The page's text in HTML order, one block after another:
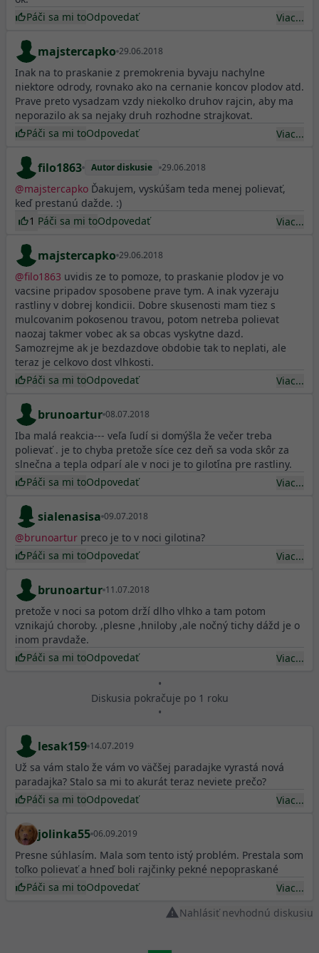
Páči sa mi toOdpovedať Viac...
majstercapko 29.06.2018
Inak na to praskanie z premokrenia byvaju nachylne
niektore odrody, rovnako ako na cernanie koncov plodov atd.
Prave preto vysadzam vzdy niekolko druhov rajcin, aby ma
neporazilo ak sa nejaky druh rozhodne strajkovat.
Páči sa mi toOdpovedať Viac...
filo1863 Autor diskusie 29.06.2018
@majstercapko Ďakujem, vyskúšam teda menej polievať,
keď prestanú dažde. :)
1 Páči sa mi toOdpovedať Viac...
majstercapko 29.06.2018
@filo1863 uvidis ze to pomoze, to praskanie plodov je vo
vacsine pripadov sposobene prave tym. A inak vyzeraju
rastliny v dobrej kondicii. Dobre skusenosti mam tiez s
mulcovanim pokosenou travou, potom netreba polievat
naozaj takmer vobec ak sa obcas vyskytne dazd.
Samozrejme ak je bezdazdove obdobie tak to neplati, ale
teraz je celkovo dost vlhkosti.
Páči sa mi toOdpovedať Viac...
brunoartur 08.07.2018
Iba malá reakcia--- veľa ľudí si domýšla že večer treba
polievať . je to chyba pretože síce cez deň sa voda skôr za
slnečna a tepla odparí ale v noci je to giloťína pre rastliny.
Páči sa mi toOdpovedať Viac...
sialenasisa 09.07.2018
@brunoartur preco je to v noci gilotina?
Páči sa mi toOdpovedať Viac...
brunoartur 11.07.2018
pretože v noci sa potom drží dlho vlhko a tam potom
vznikajú choroby. ,plesne ,hniloby ,ale nočný tichy dážd je o
inom pravdaže.
Páči sa mi toOdpovedať
Viac...
•
Diskusia pokračuje po 1 roku
•
lesak159 14.07.2019
Už sa vám stalo že vám vo väčšej paradajke vyrastá nová
paradajka? Stalo sa mi to akurát teraz neviete prečo?
Páči sa mi toOdpovedať Viac...
jolinka55 06.09.2019
Presne súhlasím. Mala som tento istý problém. Prestala som
toľko polievať a hneď boli rajčinky pekné nepopraskané
Páči sa mi toOdpovedať
Viac...
Nahlásiť nevhodnú diskusiu